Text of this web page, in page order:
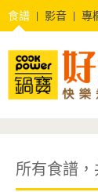
食譜 影音 專
所有食譜，